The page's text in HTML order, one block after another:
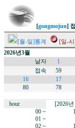
[gongmojun]
[월-일]통계 [일-시
2026년3월
날자
1
접속
59
16
17
80
78
hour
[2026년
00 ~
01 ~
02 ~